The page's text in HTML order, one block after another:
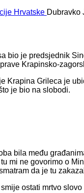
Dubravko
bio je predsjednik
Krapinsko-
Krapina Grileca je
je bio na slobodi.
bila među
mi ne govorimo o
da je tu
ostati mrtvo slovo